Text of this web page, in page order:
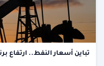
تباين أسعار النفط.. ارتفاع